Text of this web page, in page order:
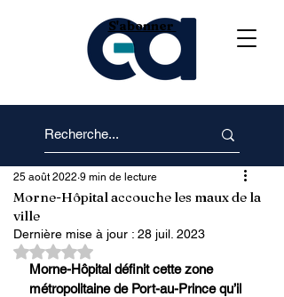
S'abonner
Morne-Hôpital accouche les maux de la
ville
25 août 2022 9 min de lecture
Dernière mise à jour : 28 juil. 2023
Noté NaN étoiles sur 5.
Morne-Hôpital définit cette zone
métropolitaine de Port-au-Prince qu’il